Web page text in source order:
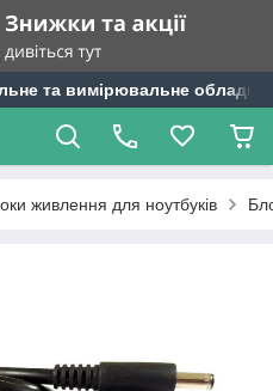
та вимірювальне
живлення для ноутбуків